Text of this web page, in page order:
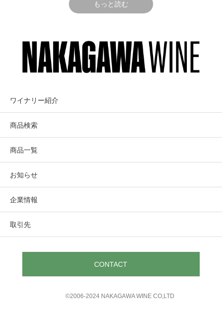
：土壌と品種の違いにより発酵槽を分け、ステンレ
仏産樽にて22か月熟成（新樽率60％）
黒紫がかった濃厚な色合い、最初に香るのは生き生きとし
ベリー・パイ、砂糖漬けしたプラム、モカ、鉛筆の芯、メ
どが様々に香り立つ。ミディアム~フル・ボディのヴォリュ
いには次から次へと様々な要素が幾重にも重なる。生き生
きとしたフルーツ、岩・土壌を感じさせる鉱物感、タンニ
ンは堅牢でがっしりしており、自然の酸が全体を引き締め
て、余韻が非常に長く続きミネラル感が残る。肉系と是非
合わせていただきたい。
オークヴィルの銘醸地に自社畑を持つ老
もっと読む
ワイナリー紹介
商品検索
商品一覧
お知らせ
企業情報
取引先
CONTACT
©︎2006-2024 NAKAGAWA WINE CO,LTD